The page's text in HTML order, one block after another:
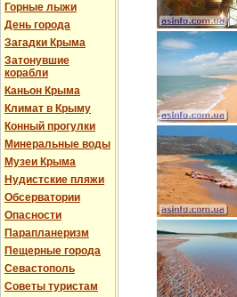
Горные лыжи
День города
Загадки Крыма
Затонувшие
корабли
Каньон Крыма
Климат в Крыму
Конный прогулки
Минеральные воды
Музеи Крыма
Нудистские пляжи
Обсерватории
Опасности
Парапланеризм
Пещерные города
Севастополь
Советы туристам